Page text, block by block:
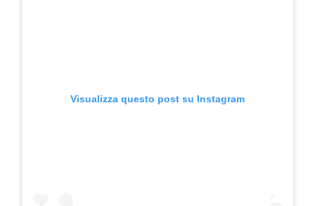
Visualizza questo post su Instagram